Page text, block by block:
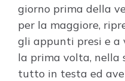
giorno prima della
per la maggiore,
gli appunti presi e a
la prima volta, nella
tutto in testa ed